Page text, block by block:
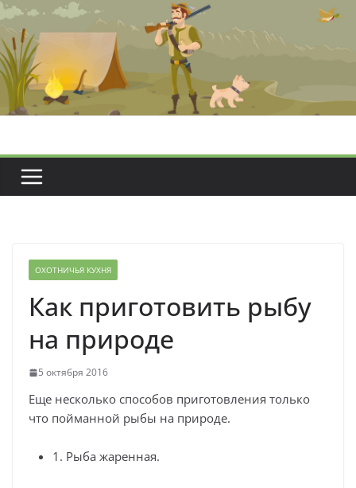
Перейти
содержимому
ОХОТНИЧЬЯ КУХНЯ
Как приготовить рыбу
на природе
5 октября 2016
Еще несколько способов приготовления только
что пойманной рыбы на природе.
1. Рыба жаренная.